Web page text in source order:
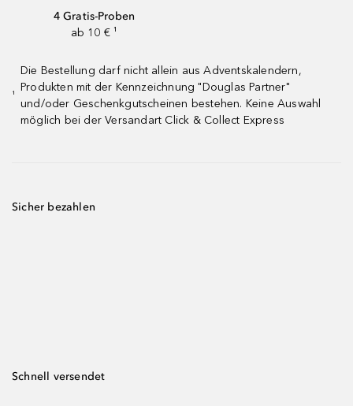
4 Gratis-Proben
ab 10 € ¹
¹
Die Bestellung darf nicht allein aus Adventskalendern,
Produkten mit der Kennzeichnung "Douglas Partner"
und/oder Geschenkgutscheinen bestehen. Keine Auswahl
möglich bei der Versandart Click & Collect Express
Sicher bezahlen
Schnell versendet